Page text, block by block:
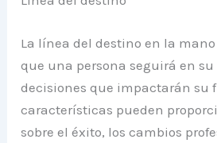
La línea del destino en la
que una persona seguirá en su
decisiones que impactarán su
características pueden
sobre el éxito, los cambios